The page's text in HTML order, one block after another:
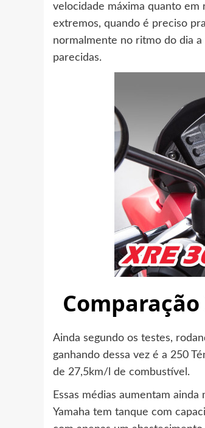
velocidade máxima quanto em
extremos, quando é preciso
normalmente no ritmo do dia a
parecidas.
Ainda segundo os testes,
ganhando dessa vez é a 250
de 27,5km/l de combustível.
Essas médias aumentam
Yamaha tem tanque com